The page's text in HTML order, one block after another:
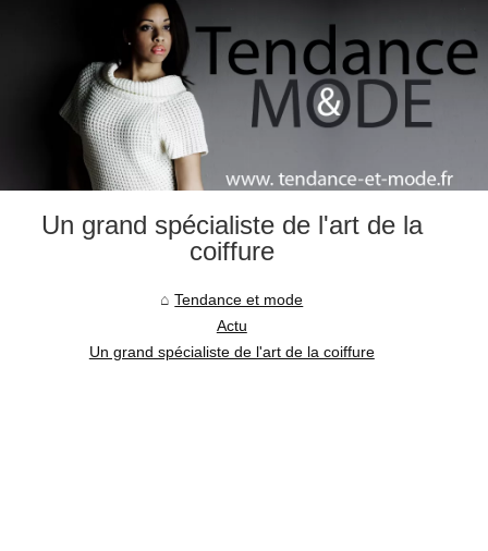
Un grand spécialiste de l'art de la
coiffure
Tendance et mode
Actu
Un grand spécialiste de l'art de la coiffure